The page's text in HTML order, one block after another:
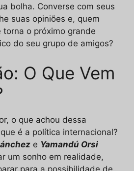
bolha. Converse com seus
suas opiniões e, quem
torna o próximo grande
do seu grupo de amigos?
O Que Vem
o que achou dessa
é a política internacional?
e Yamandú Orsi
um sonho em realidade,
para a possibilidade de